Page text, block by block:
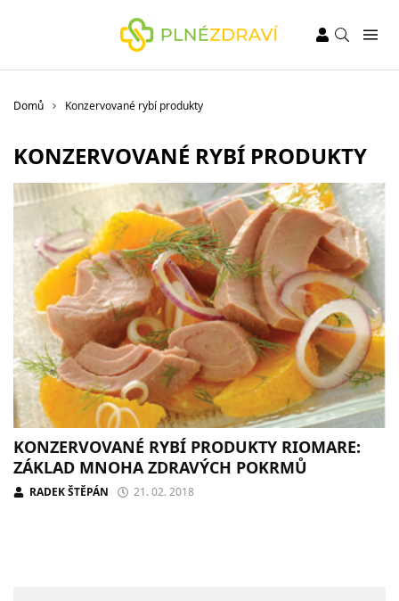
Domů Konzervované rybí produkty
KONZERVOVANÉ RYBÍ PRODUKTY
KONZERVOVANÉ RYBÍ PRODUKTY RIOMARE:
ZÁKLAD MNOHA ZDRAVÝCH POKRMŮ
RADEK ŠTĚPÁN 21. 02. 2018